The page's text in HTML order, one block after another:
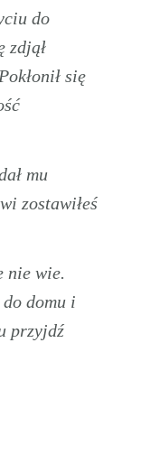
do
zdjął
się
mu
zostawiłeś
nie wie.
domu i
przyjdź